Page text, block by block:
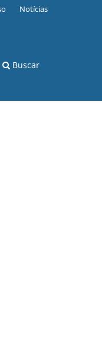
Buscar
Notícias